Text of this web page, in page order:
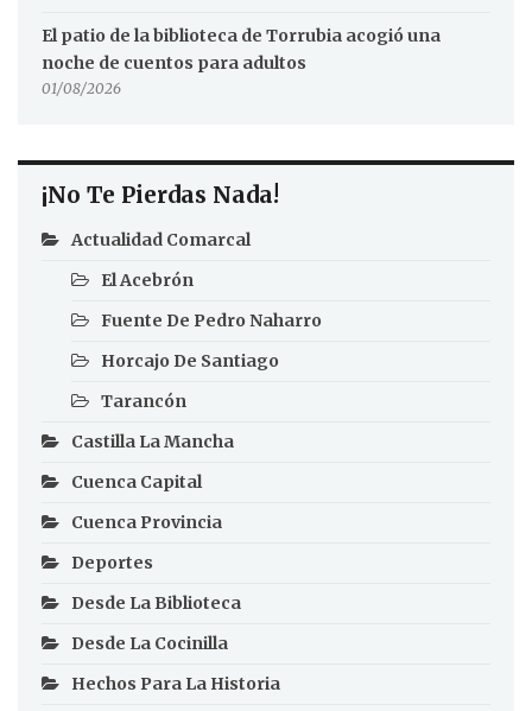
El patio de la biblioteca de Torrubia acogió una
noche de cuentos para adultos
01/08/2026
¡No Te Pierdas Nada!
Actualidad Comarcal
El Acebrón
Fuente De Pedro Naharro
Horcajo De Santiago
Tarancón
Castilla La Mancha
Cuenca Capital
Cuenca Provincia
Deportes
Desde La Biblioteca
Desde La Cocinilla
Hechos Para La Historia